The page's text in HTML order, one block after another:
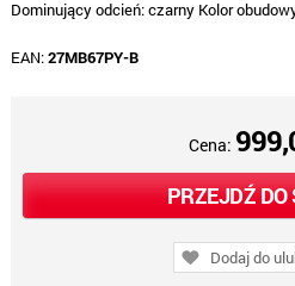
Dominujący odcień: czarny Kolor
EAN:27MB67PY-B
Cena:
PRZEJDŹ DO
Dodaj do